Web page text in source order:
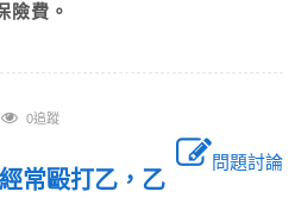
險費。
0追蹤
問題討論
常毆打乙，乙